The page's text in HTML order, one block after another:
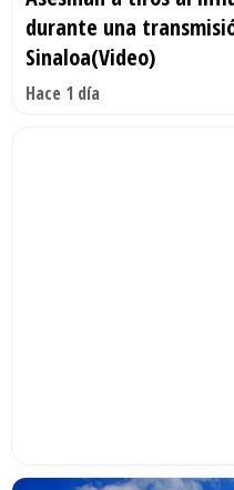
durante una
Sinaloa(Video)
Hace 1 día